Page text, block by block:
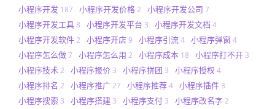
小程序开发 187 小程序开发价格2 小程序开发公司 7
小程序开发工具8 小程序开发平台 3 小程序开发文档 4
小程序开发软件2 小程序开店9 小程序引流4 小程序弹窗 4
小程序怎么做7 小程序怎么用 2 小程序成本 18 小程序打不开 3
小程序技术2 小程序报价 3 小程序拼团 3 小程序授权 4
小程序排名 2 小程序推广27 小程序推荐4 小程序插件 3
小程序搜索 3 小程序搭建 3 小程序支付 3 小程序改名字 2